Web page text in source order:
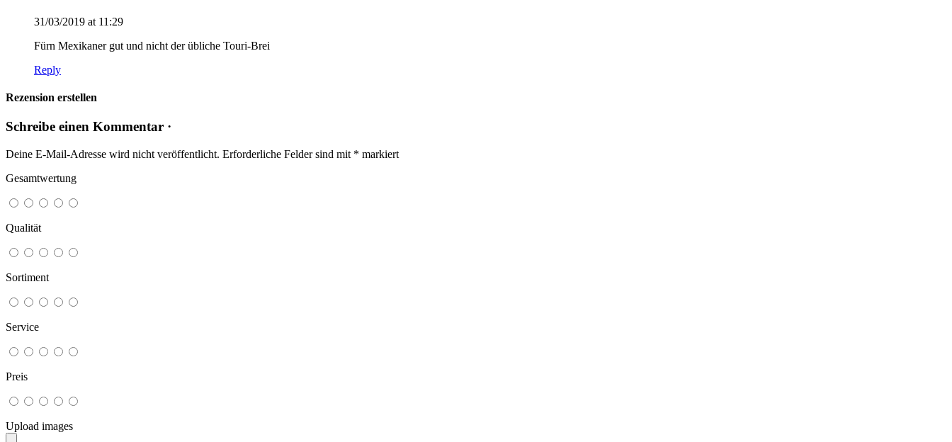
31/03/2019 at 11:29
Fürn Mexikaner gut und nicht der übliche Touri-Brei
Reply
Rezension erstellen
Schreibe einen Kommentar ·
Deine E-Mail-Adresse wird nicht veröffentlicht. Erforderliche Felder sind mit * markiert
Gesamtwertung
Qualität
Sortiment
Service
Preis
Upload images